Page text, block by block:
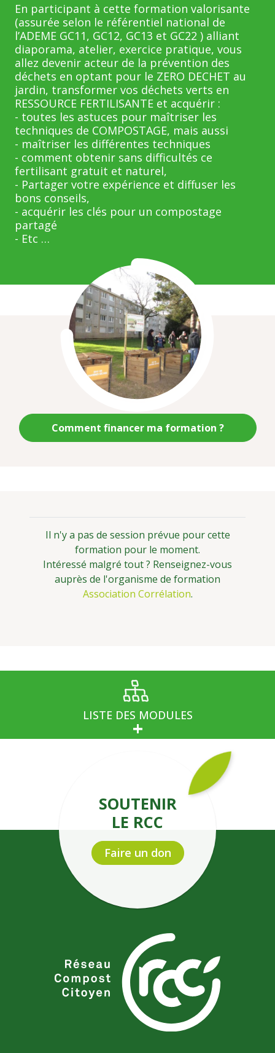
En participant à cette formation valorisante
(assurée selon le référentiel national de
l’ADEME GC11, GC12, GC13 et GC22 ) alliant
diaporama, atelier, exercice pratique, vous
allez devenir acteur de la prévention des
déchets en optant pour le ZERO DECHET au
jardin, transformer vos déchets verts en
RESSOURCE FERTILISANTE et acquérir :
- toutes les astuces pour maîtriser les
techniques de COMPOSTAGE, mais aussi
- maîtriser les différentes techniques
- comment obtenir sans difficultés ce
fertilisant gratuit et naturel,
- Partager votre expérience et diffuser les
bons conseils,
- acquérir les clés pour un compostage
partagé
- Etc …
Illustration
Comment financer ma formation ?
Il n'y a pas de session prévue pour cette
formation pour le moment.
Intéressé malgré tout ? Renseignez-vous
auprès de l'organisme de formation
Association Corrélation.
LISTE DES MODULES
SOUTENIR
LE RCC
Faire un don